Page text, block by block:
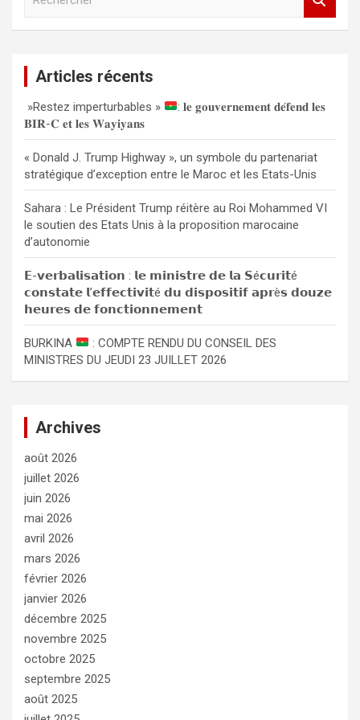
c
h
e
r
Articles récents
»Restez imperturbables »
: 𝐥𝐞 𝐠𝐨𝐮𝐯𝐞𝐫𝐧𝐞𝐦𝐞𝐧𝐭 𝐝𝐞́𝐟𝐞𝐧𝐝 𝐥𝐞𝐬
𝐁𝐈𝐑-𝐂 𝐞𝐭 𝐥𝐞𝐬 𝐖𝐚𝐲𝐢𝐲𝐚𝐧𝐬
« Donald J. Trump Highway », un symbole du partenariat
stratégique d’exception entre le Maroc et les Etats-Unis
Sahara : Le Président Trump réitère au Roi Mohammed VI
le soutien des Etats Unis à la proposition marocaine
d’autonomie
𝗘-𝘃𝗲𝗿𝗯𝗮𝗹𝗶𝘀𝗮𝘁𝗶𝗼𝗻 : 𝗹𝗲 𝗺𝗶𝗻𝗶𝘀𝘁𝗿𝗲 𝗱𝗲 𝗹𝗮 𝗦é𝗰𝘂𝗿𝗶𝘁é
𝗰𝗼𝗻𝘀𝘁𝗮𝘁𝗲 𝗹’𝗲𝗳𝗳𝗲𝗰𝘁𝗶𝘃𝗶𝘁é 𝗱𝘂 𝗱𝗶𝘀𝗽𝗼𝘀𝗶𝘁𝗶𝗳 𝗮𝗽𝗿è𝘀 𝗱𝗼𝘂𝘇𝗲
𝗵𝗲𝘂𝗿𝗲𝘀 𝗱𝗲 𝗳𝗼𝗻𝗰𝘁𝗶𝗼𝗻𝗻𝗲𝗺𝗲𝗻𝘁
BURKINA
: COMPTE RENDU DU CONSEIL DES
MINISTRES DU JEUDI 23 JUILLET 2026
Archives
août 2026
juillet 2026
juin 2026
mai 2026
avril 2026
mars 2026
février 2026
janvier 2026
décembre 2025
novembre 2025
octobre 2025
septembre 2025
août 2025